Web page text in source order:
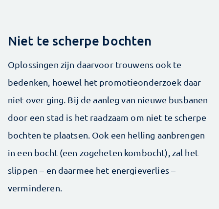
Niet te scherpe bochten
Oplossingen zijn daarvoor trouwens ook te
bedenken, hoewel het promotieonderzoek daar
niet over ging. Bij de aanleg van nieuwe busbanen
door een stad is het raadzaam om niet te scherpe
bochten te plaatsen. Ook een helling aanbrengen
in een bocht (een zogeheten kombocht), zal het
slippen – en daarmee het energieverlies –
verminderen.